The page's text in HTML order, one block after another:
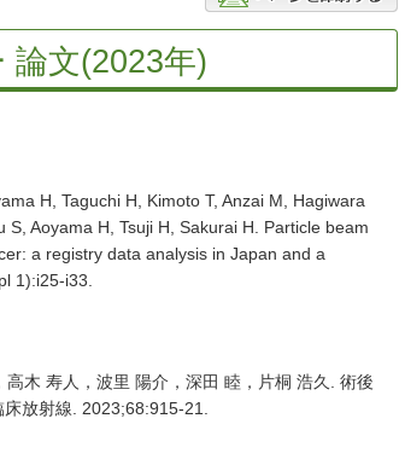
論文(2023年)
H, Taguchi H, Kimoto T, Anzai M, Hagiwara
Aoyama H, Tsuji H, Sakurai H. Particle beam
a registry data analysis in Japan and a
1):i25-i33.
木 寿人，波里 陽介，深田 睦，片桐 浩久. 術後
放射線. 2023;68:915-21.